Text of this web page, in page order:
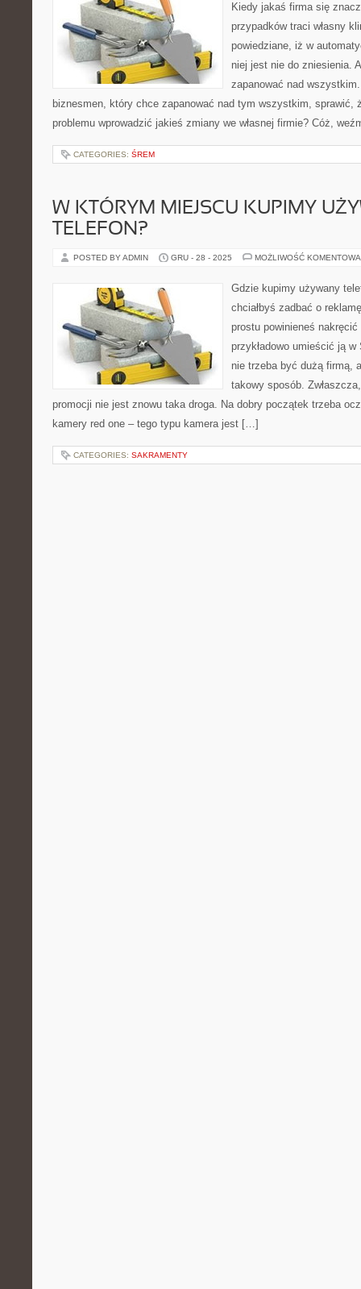
Kiedy jakaś firma się
przypadków traci własny
powiedziane, iż w
niej jest nie do zniesienia.
zapanować nad
biznesmen, który chce zapanować nad tym wszystkim, sprawić,
problemu wprowadzić jakieś zmiany we własnej firmie? Cóż,
CATEGORIES: ŚREM
W KTÓRYM MIEJSCU KUPIMY
TELEFON?
POSTED BY ADMIN GRU - 28 - 2025 MOŻLIWOŚĆ
Gdzie kupimy używany
chciałbyś zadbać o
prostu powinieneś
przykładowo umieścić ją
nie trzeba być dużą firmą,
takowy sposób.
promocji nie jest znowu taka droga. Na dobry początek trzeba
kamery red one – tego typu kamera jest […]
CATEGORIES: SAKRAMENTY